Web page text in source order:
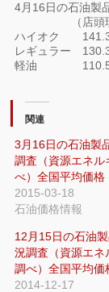
4月16日の石油製
（店頭現金
ハイオク
レギュラー
軽油
関連
3月16日の石油製
調査（資源エネル
べ）全国平均価格
2015-03-18
石油価格情報
12月15日の石油
況調査（資源エネ
調べ）全国平均価
2014-12-17